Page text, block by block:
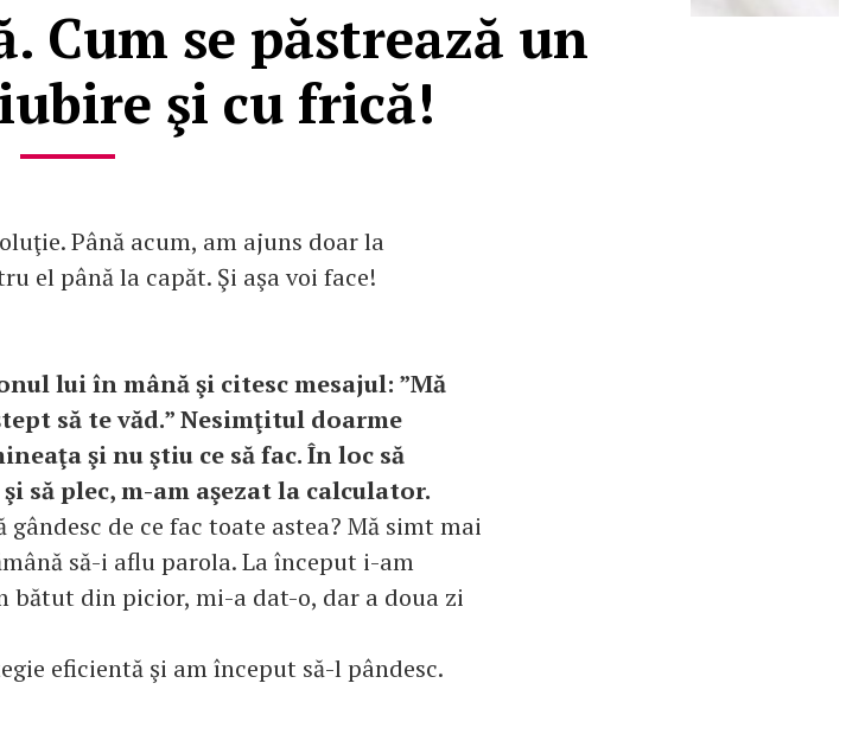
Cum se păstrează un
şi cu frică!
Până acum, am ajuns doar la
el până la capăt. Şi aşa voi face!
lui în mână şi citesc mesajul: ”Mă
să te văd.” Nesimţitul doarme
şi nu ştiu ce să fac. În loc să
să plec, m-am aşezat la calculator.
de ce fac toate astea? Mă simt mai
să-i aflu parola. La început i-am
bătut din picior, mi-a dat-o, dar a doua zi
eficientă şi am început să-l pândesc.